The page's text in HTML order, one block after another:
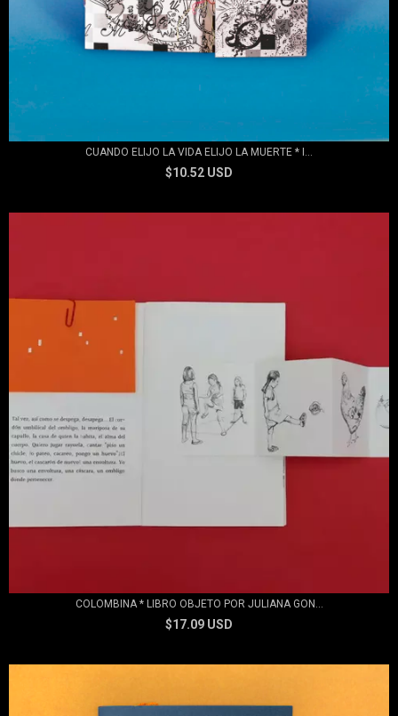
CUANDO ELIJO LA VIDA ELIJO LA MUERTE * I...
$10.52 USD
COLOMBINA * LIBRO OBJETO POR JULIANA GON...
$17.09 USD